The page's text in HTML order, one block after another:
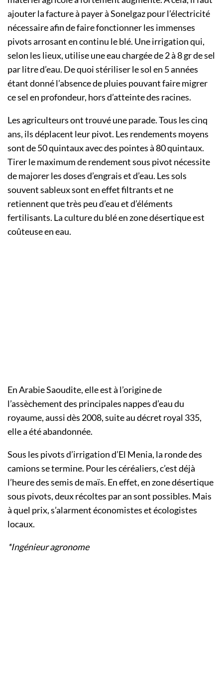
ajouter la facture à payer à Sonelgaz pour l’électricité
nécessaire afin de faire fonctionner les immenses
pivots arrosant en continu le blé. Une irrigation qui,
selon les lieux, utilise une eau chargée de 2 à 8 gr de sel
par litre d’eau. De quoi stériliser le sol en 5 années
étant donné l’absence de pluies pouvant faire migrer
ce sel en profondeur, hors d’atteinte des racines.
Les agriculteurs ont trouvé une parade. Tous les cinq
ans, ils déplacent leur pivot. Les rendements moyens
sont de 50 quintaux avec des pointes à 80 quintaux.
Tirer le maximum de rendement sous pivot nécessite
de majorer les doses d’engrais et d’eau. Les sols
souvent sableux sont en effet filtrants et ne
retiennent que très peu d’eau et d’éléments
fertilisants. La culture du blé en zone désertique est
coûteuse en eau.
En Arabie Saoudite, elle est à l’origine de
l’assèchement des principales nappes d’eau du
royaume, aussi dès 2008, suite au décret royal 335,
elle a été abandonnée.
Sous les pivots d’irrigation d’El Menia, la ronde des
camions se termine. Pour les céréaliers, c’est déjà
l’heure des semis de maïs. En effet, en zone désertique
sous pivots, deux récoltes par an sont possibles. Mais
à quel prix, s’alarment économistes et écologistes
locaux.
*Ingénieur agronome